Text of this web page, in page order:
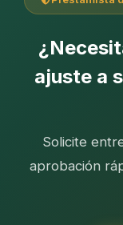
ajuste a
Solicite
aprobación